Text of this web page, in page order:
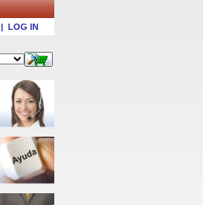
| LOG IN